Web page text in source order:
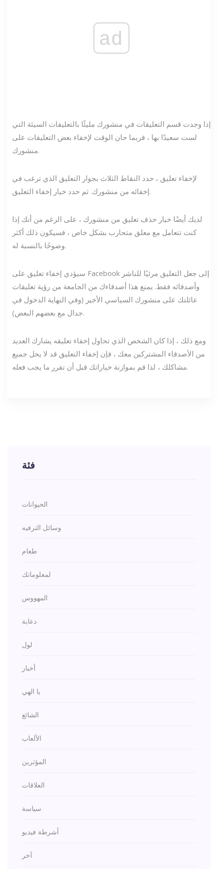
ad
إذا وجدت قسم التعليقات في منشورك مليئًا بالتعليقات السيئة التي
لست سعيدًا بها ، فربما حان الوقت لإخفاء بعض التعليقات على
منشورك.
لإخفاء تعليق ، حدد النقاط الثلاث بجوار التعليق الذي ترغب في
إخفائه من منشورك. ثم حدد خيار إخفاء التعليق.
لديك أيضًا خيار حذف تعليق من منشورك ، على الرغم من أنك إذا
كنت تتعامل مع معلق متحارب بشكل خاص ، فسيكون ذلك أكثر
وضوحًا بالنسبة له.
سيؤدي إخفاء تعليق على Facebook إلى جعل التعليق مرئيًا للناشر
وأصدقائه فقط. يمنع هذا أصدقاءك من الجامعة من رؤية تعليقات
عائلتك على منشورك السياسي الأخير (وفي النهاية الدخول في
جدال مع بعضهم البعض).
ومع ذلك ، إذا كان الشخص الذي تحاول إخفاء تعليقه يشارك العديد
من الأصدقاء المشتركين معك ، فإن إخفاء التعليق قد لا يحل جميع
مشاكلك ، لذا قم بموازنة خياراتك قبل أن تقرر ما يجب فعله.
فئة
الحيوانات
وسائل الترفيه
طعام
لمعلوماتك
المهووس
دعابة
لول
أخبار
يا الهي
الشائع
الألعاب
المؤثرين
العلاقات
سياسة
أشرطة فيديو
آخر